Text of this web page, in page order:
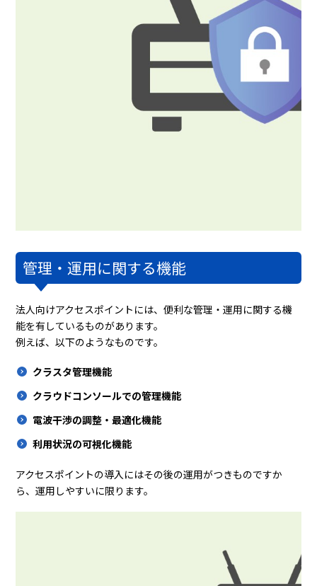
管理・運用に関する機能
法人向けアクセスポイントには、便利な管理・運用に関する機
能を有しているものがあります。
例えば、以下のようなものです。
クラスタ管理機能
クラウドコンソールでの管理機能
電波干渉の調整・最適化機能
利用状況の可視化機能
アクセスポイントの導入にはその後の運用がつきものですか
ら、運用しやすいに限ります。